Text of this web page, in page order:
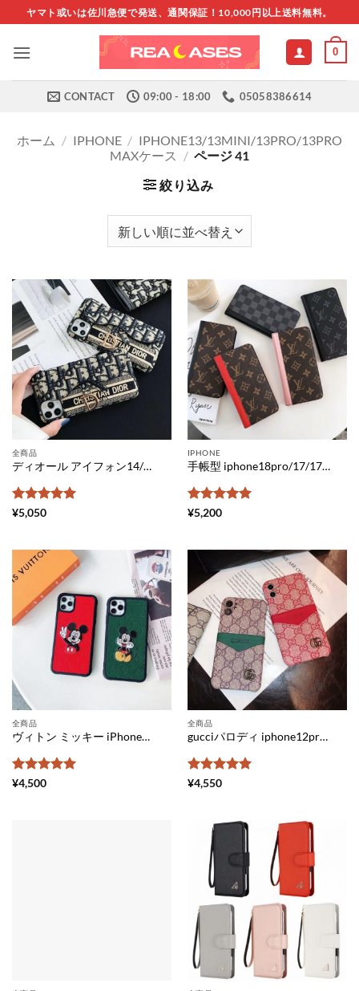
to
content
ヤマト或いは佐川急便で発送、通関保証！10,000円以上送料無料。
0
CONTACT 09:00 - 18:00 05058386614
ホーム / IPHONE / IPHONE13/13MINI/13PRO/13PRO
MAXケース
/ ページ 41
絞り込み
全商品
ディオール アイフォン14/14plus/13pro マックスケース カード入れ ハイブランド iphone12pro max/12mini カバー 刺繡 dior風 アイフォン11pro/11/se 保護ケース スタンド christian dior 携帯ケース オブリークサドル 人気
5段階中
¥5,050
IPHONE
手帳型 iphone18pro/17/17air/16 ケース ヴィトンパロディ アイフォン16pro/16 pro max カバー バイカラー ルイヴィトン iphone15pro/14 ケース ペア 大人 iphone 携帯ケース モノグラム lv スマホケース 安い店
5段階中
¥5,200
全商品
ヴィトン ミッキー iPhone12mini/12pro max ケース 型押し ルイヴィトン iPhone11/11pro ケース 刺繍 アイフォンxs/xs max 保護カバー ディズニー ペア LV 携帯ケース iPhonexr 珍しい 可愛い
5段階中
¥4,500
全商品
gucciパロディ iphone12pro max/12mini ケース 背面ポケット グッチ アイフォン11pro/11 カバー バイカラー iphonexs/xs max スマホケース 可愛い ブランド GUCCI 携帯ケース xr レザー 高級
5段階中
¥4,550